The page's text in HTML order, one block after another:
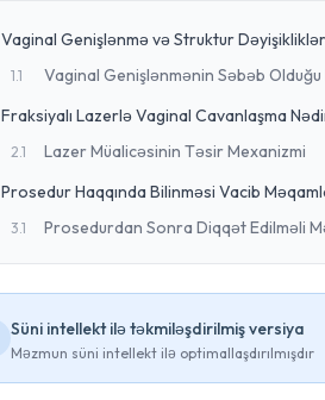
Vaginal Genişlənmə və Struktur
1.1 Vaginal Genişlənmənin Səbəb
Fraksiyalı Lazerlə Vaginal Cavanlaşma
2.1 Lazer Müalicəsinin Təsir Mexanizmi
Prosedur Haqqında Bilinməsi Vacib
3.1 Prosedurdan Sonra Diqqət Edilməli
Süni intellekt ilə təkmiləşdirilmiş versiya
Məzmun süni intellekt ilə optimallaşdırılmışdır